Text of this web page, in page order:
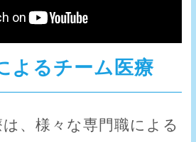
よるチーム医療
、様々な専門職による